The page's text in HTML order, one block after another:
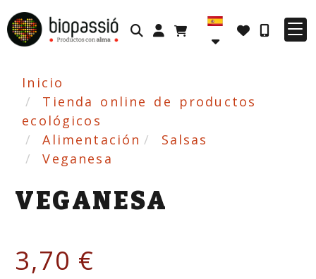
Identifícate
Inicio
Tienda online de productos
ecológicos
Alimentación
Salsas
Veganesa
VEGANESA
3,70 €